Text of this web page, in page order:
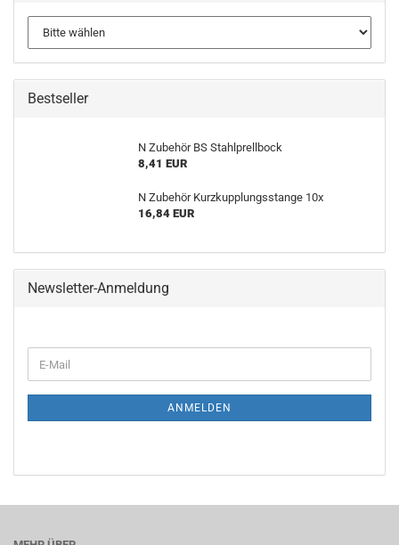
Bestseller
N Zubehör BS Stahlprellbock
8,41 EUR
N Zubehör Kurzkupplungsstange 10x
16,84 EUR
Newsletter-Anmeldung
ZUR
E-
Mail
ANMELDEN